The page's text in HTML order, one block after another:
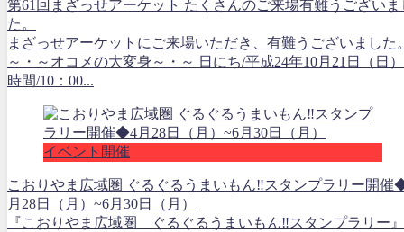
第61回まざっせアーケット たくさんのご来場有難うございま
た。
まざっせアーケットにご来場いただき、有難うございました
～・～オコメの大変身～・～ 日にち/平成24年10月21日（日）
時間/10：00...
イベント開催
こおりやま広域圏 ぐるぐるうまいもん‼スタンプラリー開催
月28日（月）~6月30日（月）
『こおりやま広域圏 ぐるぐるうまいもん‼スタンプラリー』